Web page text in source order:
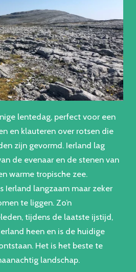
lentedag, perfect voor een
en klauteren over rotsen die
zijn gevormd. Ierland lag
de evenaar en de stenen van
warme tropische zee.
Ierland langzaam maar zeker
te liggen. Zo’n
tijdens de laatste ijstijd,
heen en is de huidige
Het is het beste te
landschap.